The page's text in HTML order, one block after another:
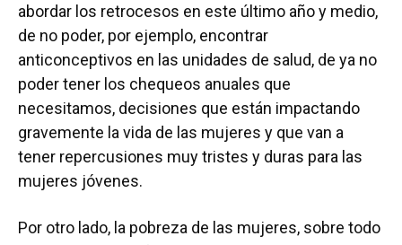
abordar los retrocesos en este último año y medio,
de no poder, por ejemplo, encontrar
anticonceptivos en las unidades de salud, de ya no
poder tener los chequeos anuales que
necesitamos, decisiones que están impactando
gravemente la vida de las mujeres y que van a
tener repercusiones muy tristes y duras para las
mujeres jóvenes.
Por otro lado, la pobreza de las mujeres, sobre todo